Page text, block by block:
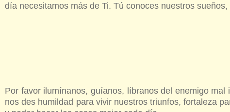
día necesitamos más de Ti. Tú conoces nuestros
Por favor ilumínanos, guíanos, líbranos del enemigo
nos des humildad para vivir nuestros triunfos, fortaleza